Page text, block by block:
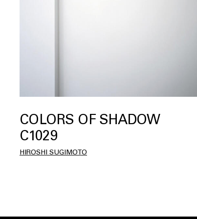
COLORS OF SHADOW
C1029
HIROSHI SUGIMOTO